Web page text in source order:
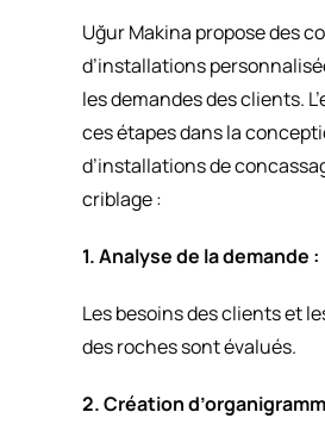
Uğur Makina propose des
d’installations
les demandes des clients.
ces étapes dans la
d’installations de
criblage :
1. Analyse de la demande :
Les besoins des clients et
des roches sont évalués.
2. Création